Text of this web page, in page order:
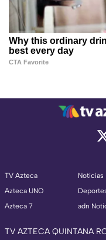
TV Azteca
Azteca UNO
Azteca 7
Noticias
adn
TV AZTECA QUINTANA